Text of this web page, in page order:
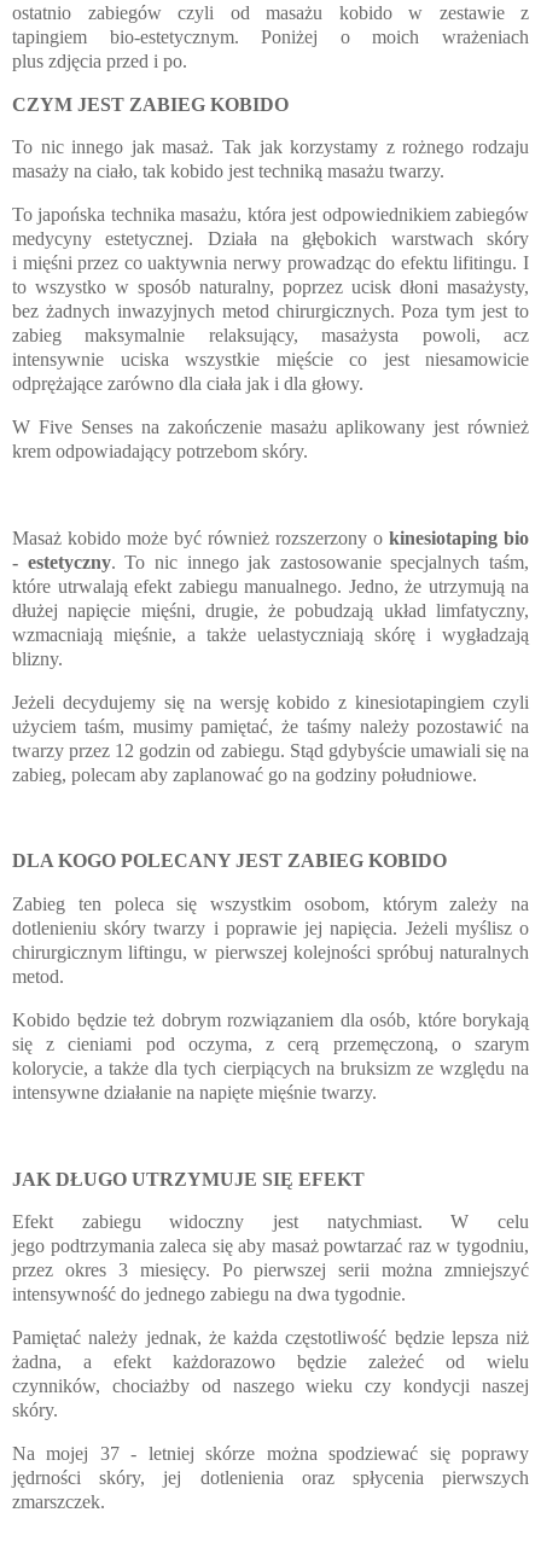
ostatnio zabiegów czyli od masażu kobido w zestawie z
tapingiem bio-estetycznym. Poniżej o moich wrażeniach
plus zdjęcia przed i po.
CZYM JEST ZABIEG KOBIDO
To nic innego jak masaż. Tak jak korzystamy z rożnego rodzaju
masaży na ciało, tak kobido jest techniką masażu twarzy.
To japońska technika masażu, która jest odpowiednikiem zabiegów
medycyny estetycznej. Działa na głębokich warstwach skóry
i mięśni przez co uaktywnia nerwy prowadząc do efektu lifitingu. I
to wszystko w sposób naturalny, poprzez ucisk dłoni masażysty,
bez żadnych inwazyjnych metod chirurgicznych. Poza tym jest to
zabieg maksymalnie relaksujący, masażysta powoli, acz
intensywnie uciska wszystkie mięście co jest niesamowicie
odprężające zarówno dla ciała jak i dla głowy.
W Five Senses na zakończenie masażu aplikowany jest również
krem odpowiadający potrzebom skóry.
Masaż kobido może być również rozszerzony o kinesiotaping bio
- estetyczny. To nic innego jak zastosowanie specjalnych taśm,
które utrwalają efekt zabiegu manualnego. Jedno, że utrzymują na
dłużej napięcie mięśni, drugie, że pobudzają układ limfatyczny,
wzmacniają mięśnie, a także uelastyczniają skórę i wygładzają
blizny.
Jeżeli decydujemy się na wersję kobido z kinesiotapingiem czyli
użyciem taśm, musimy pamiętać, że taśmy należy pozostawić na
twarzy przez 12 godzin od zabiegu. Stąd gdybyście umawiali się na
zabieg, polecam aby zaplanować go na godziny południowe.
DLA KOGO POLECANY JEST ZABIEG KOBIDO
Zabieg ten poleca się wszystkim osobom, którym zależy na
dotlenieniu skóry twarzy i poprawie jej napięcia. Jeżeli myślisz o
chirurgicznym liftingu, w pierwszej kolejności spróbuj naturalnych
metod.
Kobido będzie też dobrym rozwiązaniem dla osób, które borykają
się z cieniami pod oczyma, z cerą przemęczoną, o szarym
kolorycie, a także dla tych cierpiących na bruksizm ze względu na
intensywne działanie na napięte mięśnie twarzy.
JAK DŁUGO UTRZYMUJE SIĘ EFEKT
Efekt zabiegu widoczny jest natychmiast. W celu
jego podtrzymania zaleca się aby masaż powtarzać raz w tygodniu,
przez okres 3 miesięcy. Po pierwszej serii można zmniejszyć
intensywność do jednego zabiegu na dwa tygodnie.
Pamiętać należy jednak, że każda częstotliwość będzie lepsza niż
żadna, a efekt każdorazowo będzie zależeć od wielu
czynników, chociażby od naszego wieku czy kondycji naszej
skóry.
Na mojej 37 - letniej skórze można spodziewać się poprawy
jędrności skóry, jej dotlenienia oraz spłycenia pierwszych
zmarszczek.